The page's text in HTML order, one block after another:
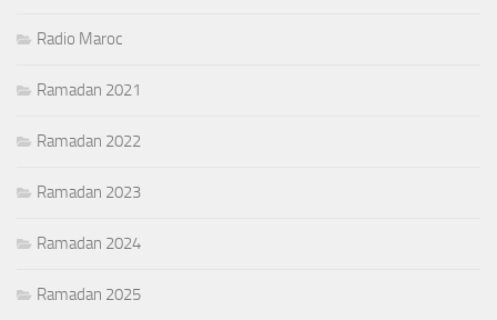
Radio Maroc
Ramadan 2021
Ramadan 2022
Ramadan 2023
Ramadan 2024
Ramadan 2025